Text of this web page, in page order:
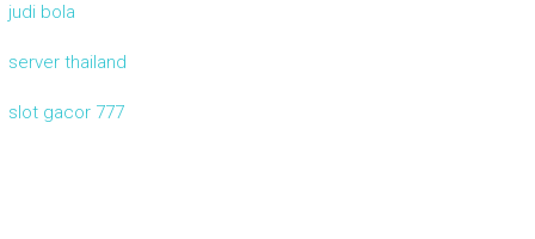
judi bola
server thailand
slot gacor 777